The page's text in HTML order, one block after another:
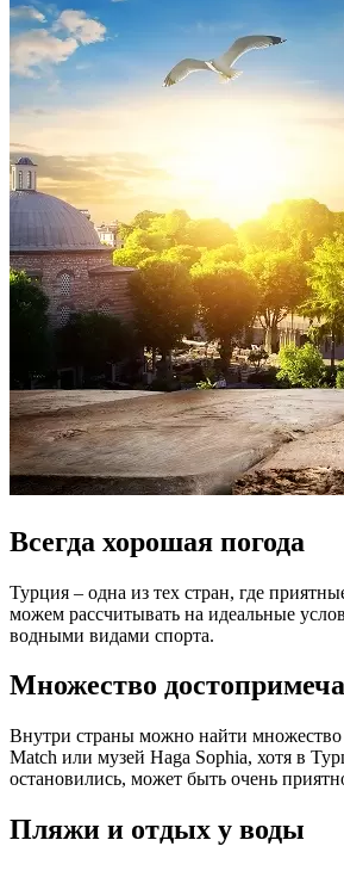
Всегда хорошая погода
Турция – одна из тех стран, где
можем рассчитывать на идеальные
водными видами спорта.
Множество
Внутри страны можно найти
Match или музей Haga Sophia, хотя в
остановились, может быть очень
Пляжи и отдых у воды